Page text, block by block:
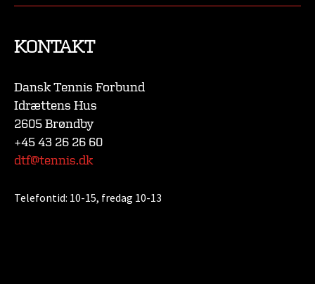
KONTAKT
Dansk Tennis Forbund
Idrættens Hus
2605 Brøndby
+45 43 26 26 60
dtf@tennis.dk
Telefontid: 10-15, fredag 10-13